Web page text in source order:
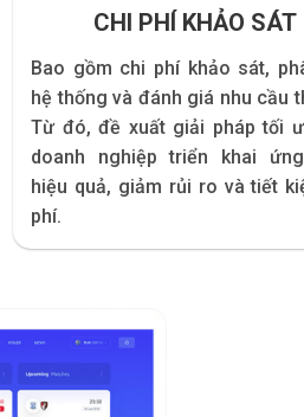
CHI PHÍ KHẢO SÁT
Bao gồm chi phí khảo sát,
hệ thống và đánh giá nhu cầu
Từ đó, đề xuất giải pháp tối
doanh nghiệp triển khai
hiệu quả, giảm rủi ro và tiết
phí.